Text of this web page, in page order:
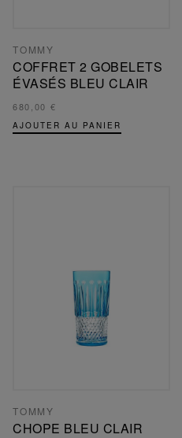
TOMMY
COFFRET 2 GOBELETS
ÉVASÉS BLEU CLAIR
680,00 €
AJOUTER AU PANIER
TOMMY
CHOPE BLEU CLAIR